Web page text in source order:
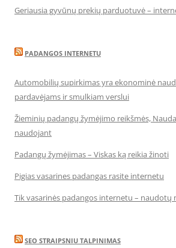
Geriausia gyvūnų prekių parduotuvė –
PADANGOS INTERNETU
Automobilių supirkimas yra ekonominė
pardavėjams ir smulkiam verslui
Žieminių padangų žymėjimo reikšmės,
naudojant
Padangų žymėjimas – Viskas ką reikia žinoti
Pigias vasarines padangas rasite internetu
Tik vasarinės padangos internetu – naudotų
SEO STRAIPSNIU TALPINIMAS